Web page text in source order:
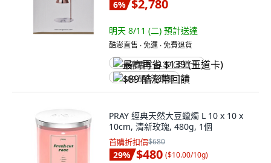
6% $2,780
明天 8/11 (二) 預計送達
酷澎直售 ∙ 免運 ∙ 免費退貨
最高再省 $139 (王道卡)
$89 酷澎幣回饋
PRAY 經典天然大豆蠟燭 L 10 x 10 x
10cm, 清新玫瑰, 480g, 1個
首購折扣價$680
29% $480 ($10.00/10g)